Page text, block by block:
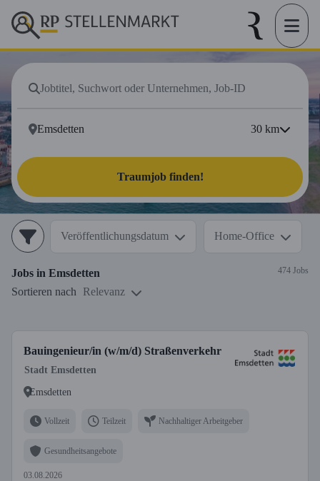
30 km
Traumjob finden!
Veröffentlichungsdatum Home-Office
Jobs in Emsdetten 474 Jobs
Sortieren nach Relevanz
Bauingenieur/in (w/m/d) Straßenverkehr
Stadt Emsdetten
Emsdetten
Vollzeit Teilzeit Nachhaltiger Arbeitgeber
Gesundheitsangebote
03.08.2026